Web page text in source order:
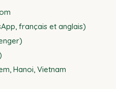
français et anglais)
Hanoi, Vietnam